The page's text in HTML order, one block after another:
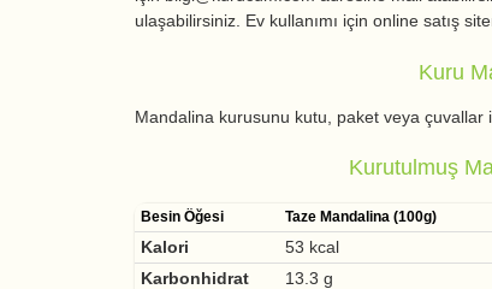
ulaşabilirsiniz. Ev kullanımı için online satış
Kuru
Mandalina kurusunu kutu, paket veya çuvallar
Kurutulmuş
Besin Öğesi Taze Mandalina (100g)
Kalori 53 kcal
Karbonhidrat
13.3 g